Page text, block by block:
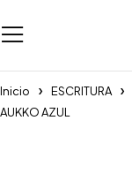
Inicio ESCRITURA
AUKKO AZUL